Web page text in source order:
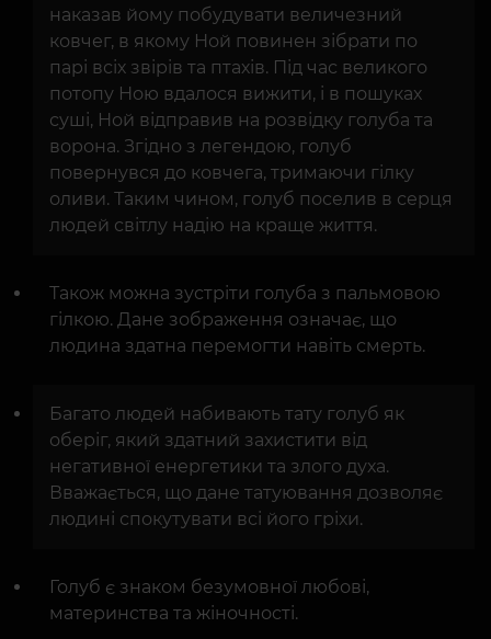
наказав йому побудувати величезний
ковчег, в якому Ной повинен зібрати по
парі всіх звірів та птахів. Під час великого
потопу Ною вдалося вижити, і в пошуках
суші, Ной відправив на розвідку голуба та
ворона. Згідно з легендою, голуб
повернувся до ковчега, тримаючи гілку
оливи. Таким чином, голуб поселив в серця
людей світлу надію на краще життя.
Також можна зустріти голуба з пальмовою
гілкою. Дане зображення означає, що
людина здатна перемогти навіть смерть.
Багато людей набивають тату голуб як
оберіг, який здатний захистити від
негативної енергетики та злого духа.
Вважається, що дане татуювання дозволяє
людині спокутувати всі його гріхи.
Голуб є знаком безумовної любові,
материнства та жіночності.